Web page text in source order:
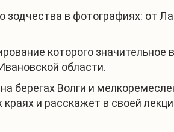
в фотографиях: от
которого значительное
области.
берегах Волги и
и расскажет в своей